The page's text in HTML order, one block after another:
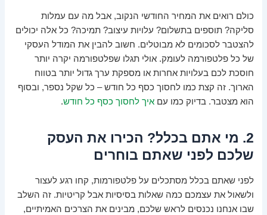
כולם רואים את המחיר החודשי הנקוב, אבל מה עם עמלות
סליקה? תוספים בתשלום? עלויות עיצוב? תמיכה? כל אלה יכולים
להצטבר לסכומים לא מבוטלים. חשוב להבין את המודל העסקי
של כל פלטפורמה לעומק. אולי תגלו שפלטפורמה יקרה יותר
חוסכת לכם בעלויות אחרות או מספקת ערך גדול יותר בטווח
הארוך. זה קצת כמו לחסוך כסף כל חודש – כל שקל נספר, ובסוף
הוא מצטבר. בדיוק כמו עםאיך לחסוך כסף כל חודש.
2. מי אתם בכלל? הכירו את העסק
שלכם לפני שאתם בוחרים
לפני שאתם בכלל מסתכלים על פלטפורמות, קחו רגע לעצור
ולשאול את עצמכם כמה שאלות בסיסיות אבל קריטיות. זה השלב
שבו אנחנו נכנסים לראש שלכם, מבינים את הצרכים האמיתיים,